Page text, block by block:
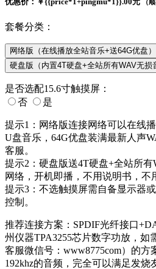
（
套餐分类：
网络版（在线播放全站音乐+送64G优盘）
硬盘版（内置4T硬盘+全站所有WAV无损
是否选配15.6寸触摸屏：
否
是
提示1： 网络版连接网络可以在线
U盘音乐，64G优盘装满最新人声
客服。
提示2： 硬盘版送4T硬盘+全站所
网络，开机即播，不用说明书，不
提示3： 不选触摸屏需自备显示器
控制。
推荐连接方案： SPDIF光纤接口
州仪器TPA3255芯片数字功放，如
客服微信号：www8775com）的方
192khz的音频，完全可以满足发烧